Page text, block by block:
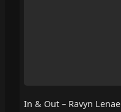
In & Out – Ravyn Lenae